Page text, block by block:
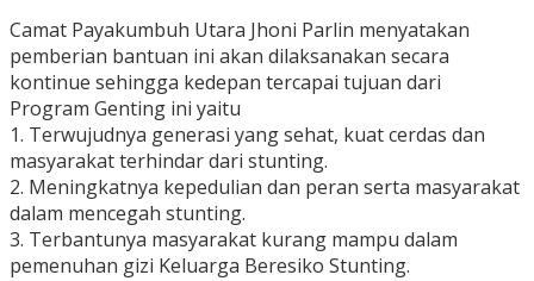
Camat Payakumbuh Utara Jhoni Parlin menyatakan
pemberian bantuan ini akan dilaksanakan secara
kontinue sehingga kedepan tercapai tujuan dari
Program Genting ini yaitu
1. Terwujudnya generasi yang sehat, kuat cerdas dan
masyarakat terhindar dari stunting.
2. Meningkatnya kepedulian dan peran serta masyarakat
dalam mencegah stunting.
3. Terbantunya masyarakat kurang mampu dalam
pemenuhan gizi Keluarga Beresiko Stunting.